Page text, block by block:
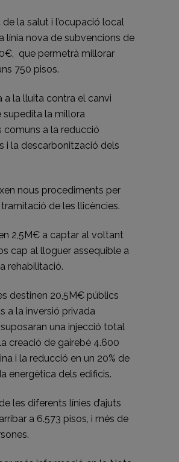
de la salut i l’ocupació local
línia nova de subvencions de
que permetrà millorar
750 pisos.
a la lluita contra el canvi
supedita la millora
comuns a la reducció
i la descarbonització dels
nous procediments per
de les llicències.
2,5M€ a captar al voltant
cap al lloguer assequible a
rehabilitació.
destinen 20,5M€ públics
a la inversió privada
una injecció total
creació de gairebé 4.600
i la reducció en un 20% de
energètica dels edificis.
les diferents línies d’ajuts
a 6.573 pisos, i més de